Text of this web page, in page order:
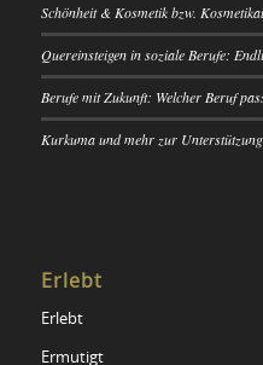
Schönheit & Kosmetik bzw.
Quereinsteigen in soziale Berufe:
Berufe mit Zukunft: Welcher Beruf
Kurkuma und mehr zur
Erlebt
Erlebt
Ermutigt